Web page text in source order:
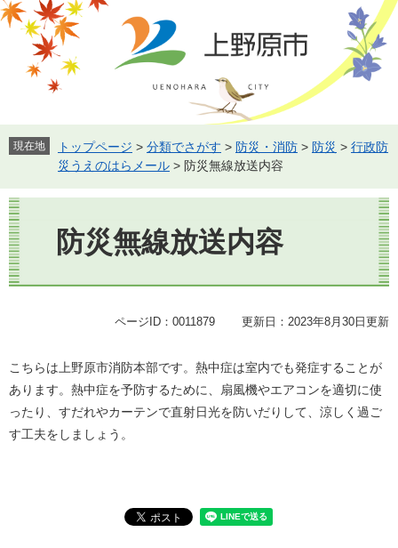
ペ
ー
す。
メ
ニ
し
て
文
へ
現在地 トップページ > 分類でさがす > 防災・消防 > 防災 > 行政防
災うえのはらメール > 防災無線放送内容
本
文
防災無線放送内容
ページID：0011879 更新日：2023年8月30日更新
こちらは上野原市消防本部です。熱中症は室内でも発症することが
あります。熱中症を予防するために、扇風機やエアコンを適切に使
ったり、すだれやカーテンで直射日光を防いだりして、涼しく過ご
す工夫をしましょう。